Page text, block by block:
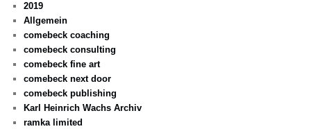
2019
Allgemein
comebeck coaching
comebeck consulting
comebeck fine art
comebeck next door
comebeck publishing
Karl Heinrich Wachs Archiv
ramka limited